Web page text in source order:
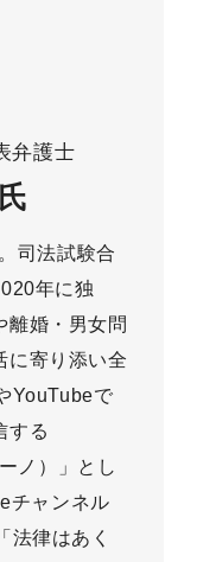
弁護士
司法試験合
年に独
離婚・男女問
に寄り添い全
YouTubeで
する
ノ）」とし
チャンネル
法律はあく